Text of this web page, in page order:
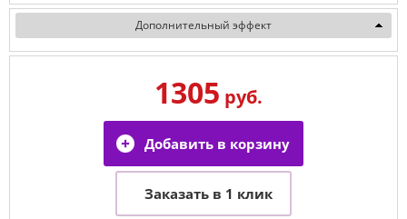
Дополнительный эффект
1305 руб.